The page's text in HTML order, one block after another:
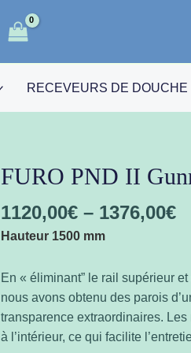
RECEVEURS DE DOUCHE
FURO PND II
1120,00€ – 1376,00€
Hauteur 1500 mm
En « éliminant” le rail supérieur
nous avons obtenu des parois
transparence extraordinaires.
à l’intérieur, ce qui facilite
quantité
FURO
PND
Gunmetal
de